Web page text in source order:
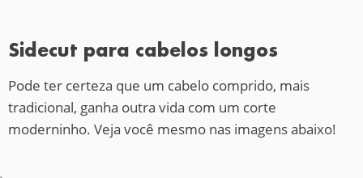
Sidecut para cabelos longos
Pode ter certeza que um cabelo comprido, mais
tradicional, ganha outra vida com um corte
moderninho. Veja você mesmo nas imagens abaixo!